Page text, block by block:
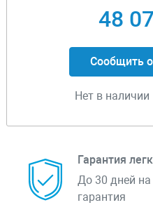
48
Сообщить
Нет в наличии
Гарантия
До 30 дней на
гарантия